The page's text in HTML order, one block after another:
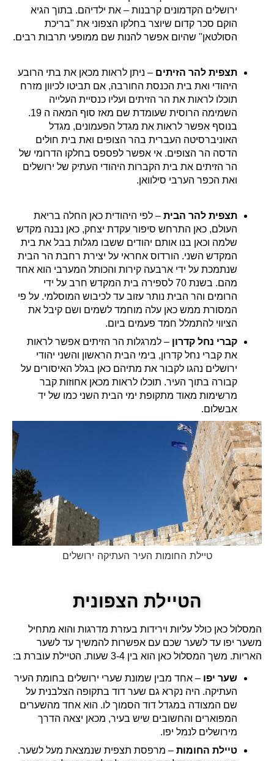
ירושלים הקדמונים קרבנות – את ילדיהם. בתוך הגיא
הוקם סכר קדום שיוצר בחלקו הצפוני את "בריכת
הסולטאן" שהיום אפשר להנות שם ממופעי תרבות רבים.
תצפית להר הזיתים – ניתן לראות מכאן את בתי הרובע
היהודי ואת בית הכנסת החורבה, אם תביטו לכיוון מזרח
תוכלו לראות את הר הזיתים ועליו כנסיית העלייה
השמימה הרוסית שעומדת שם מאז סוף המאה ה 19.
בנוסף אפשר לראות את מגדל הפעמונים, מגדל
האוניברסיטה העברית בהר הצופים ואת בית חולים
הדסה הר הצופים. אי אפשר לפספס בחלקו הדרומי של
הר הזיתים את בית הקברות היהודי העתיק של ירושלים
ואת הכפר הערבי סילוואן.
תצפית להר הבית – לפי היהודית כאן החלה בריאת
העולם, כאן התרחש סיפור עקדת יצחק, כאן נבנה מקדש
שלמה וכאן בנו אותם יהודים ששבו מגלות בבל את בית
המקדש השני. הורדוס אחראי על יצירת רחבת הר הבית
שנתמכת על ידי ארבעה קירות והכותל המערבי הוא אחד
מהם. בשנת 70 לספירה בית המקדש חרב על ידי
הרומים והר הבית נותר עזוב עד לכיבוש המוסלמי. על פי
המסורת ממש כאן עלה מוחמד לשמים ושם קיבל את
הציווי להתמלל חמד פעמים ביום.
קברי נחל קדרון – למרגלות הר הזיתים אפשר לראות
את קברי נחל קדרון, בימי הבית הראשון והשני יהודי
ירושלים נהגו לקבור את מתיהם כאן בגלל האיסורים על
קבורה בתוך העיר. תוכלו לראות מכאן אחוזות קבר
מרשימות מאוד מתקופת ימי הבית השני כמו של יד
אבשלום.
טיילת החומות העיר העתיקה ירושלים
הטיילת הצפונית
המסלול כאן כולל עליות וירידות בעזרת מדרגות והוא מתחיל
משער יפו עד לשער שכם עם אפשרות להמשיך עד לשער
האריות. משך המסלול כאן הוא בין 3-4 שעות. הטיילת עוברת ב:
שער יפו – אחד מבין שמונת שערי ירושלים בחומת העיר
העתיקה. היה נקרא גם שער דוד בתקופה הצלבנית על
שם המצודה במגדל דוד הסמוך לו. הוא אחד מהשערים
המפוארים והחשובים שיש בעיר, מכאן יצאה הדרך
מירושלים לנמל יפו.
טיילת החומות – מרפסת תצפית שנמצאת מעל לשער.